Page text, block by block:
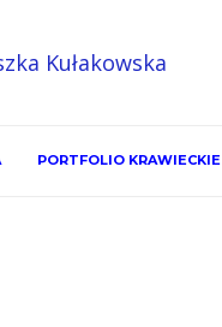
PORTFOLIO KRAWIECKIE